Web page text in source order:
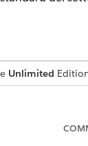
Unlimited
di ogni